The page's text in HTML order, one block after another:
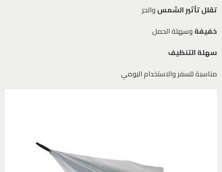
تقلل تأثير الشمسوالحر
خفيفةوسهلة الحمل
سهلة التنظيف
مناسبة للسفر والاستخدام اليومي